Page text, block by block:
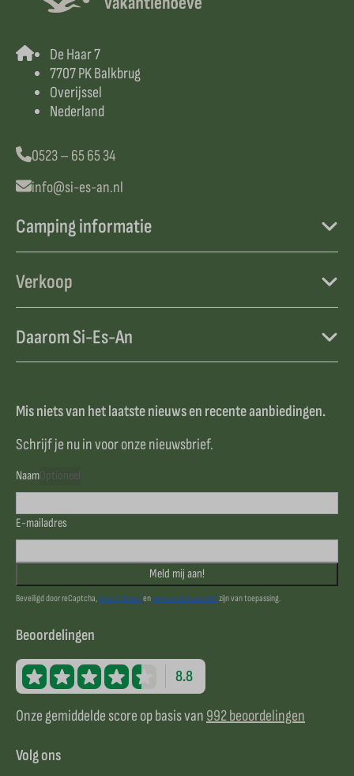
De Haar 7
7707 PK Balkbrug
Overijssel
Nederland
0523 – 65 65 34
info@si-es-an.nl
Camping informatie
Verkoop
Daarom Si-Es-An
Mis niets van het laatste nieuws en recente aanbiedingen.
Schrijf je nu in voor onze nieuwsbrief.
NaamOptioneel
E-mailadres
Meld mij aan!
Beveiligd door reCaptcha,privacybeleidenservicevoorwaardenzijn van toepassing.
Beoordelingen
8.8
Onze gemiddelde score op basis van 992 beoordelingen
Volg ons